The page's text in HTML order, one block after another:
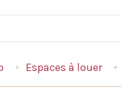
Espaces à louer